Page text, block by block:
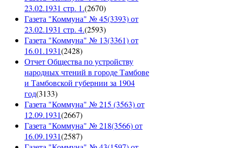
23.02.1931 стр. 1.(2670)
Газета "Коммуна" № 45(3393) от
23.02.1931 стр. 4.(2593)
Газета "Коммуна" № 13(3361) от
16.01.1931(2428)
Отчет Общества по устройству
народных чтений в городе Тамбове
и Тамбовской губернии за 1904
год(3133)
Газета "Коммуна" № 215 (3563) от
12.09.1931(2667)
Газета "Коммуна" № 218(3566) от
16.09.1931(2587)